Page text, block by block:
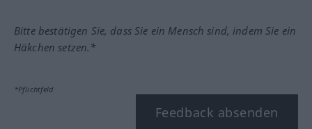
Bitte bestätigen Sie, dass Sie ein Mensch sind, indem Sie ein
Häkchen setzen.*
*Pflichtfeld
Feedback absenden